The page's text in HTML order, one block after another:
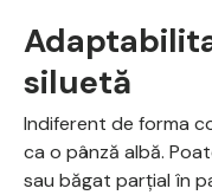
siluetă
Indiferent de forma
ca o pânză albă.
sau băgat parțial în